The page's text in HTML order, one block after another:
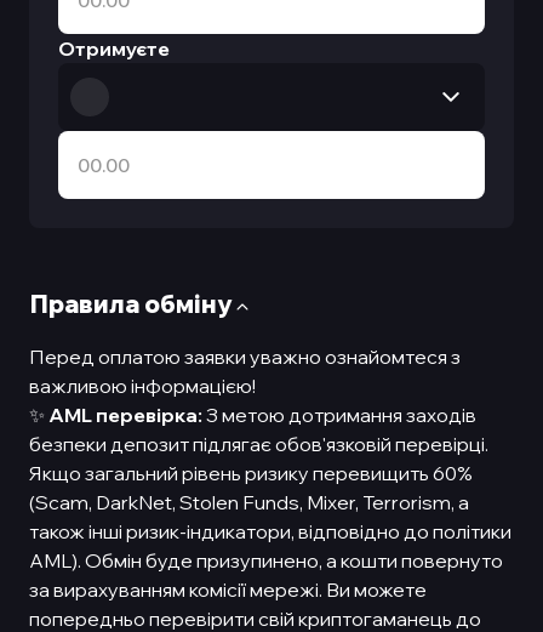
Правила обмiну
Перед оплатою заявки уважно ознайомтеся з
важливою інформацією!
✨ AML перевірка: З метою дотримання заходів
безпеки депозит підлягає обов'язковій перевірці.
Якщо загальний рівень ризику перевищить 60%
(Scam, DarkNet, Stolen Funds, Mixer, Terrorism, а
також інші ризик-індикатори, відповідно до політики
AML). Обмін буде призупинено, а кошти повернуто
за вирахуванням комісії мережі. Ви можете
попередньо перевірити свій криптогаманець до
Отримуєте